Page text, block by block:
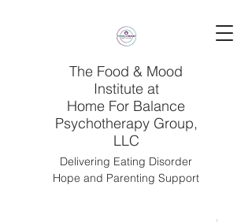
The Food & Mood
Institute at
Home For Balance
Psychotherapy Group,
LLC
Delivering Eating Disorder
Hope and Parenting Support